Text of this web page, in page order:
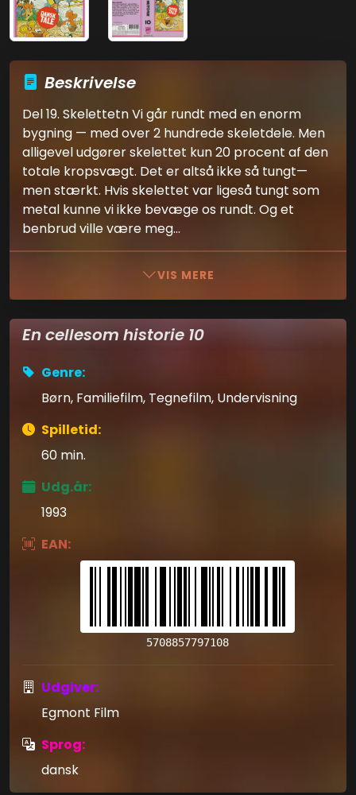
Beskrivelse
Del 19. Skelettetn Vi går rundt med en enorm
bygning — med over 2 hundrede skeletdele. Men
alligevel udgører skelettet kun 20 procent af den
totale kropsvægt. Det er altså ikke så tungt—
men stærkt. Hvis skelettet var ligeså tungt som
metal kunne vi ikke bevæge os rundt. Og et
benbrud ville være meg...
VIS MERE
En cellesom historie 10
Genre:
Børn, Familiefilm, Tegnefilm, Undervisning
Spilletid:
60 min.
Udg.år:
1993
EAN:
5708857797108
Udgiver:
Egmont Film
Sprog:
dansk